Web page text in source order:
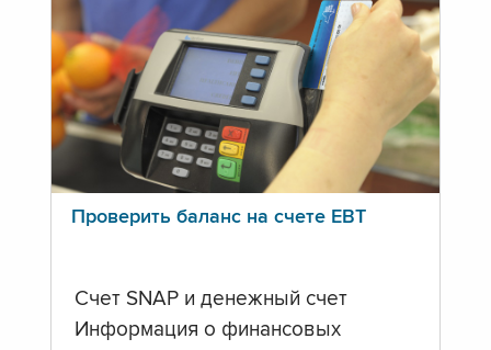
Проверить баланс на счете ЕВТ
Счет SNAP и денежный счет
Информация о финансовых